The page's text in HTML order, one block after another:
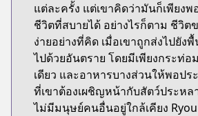
แต่ละครั้ง แต่เขาคิดว่ามันก็เพียงพ
ชีวิตที่สบายได้ อย่างไรก็ตาม ชีวิต
ง่ายอย่างที่คิด เมื่อเขาถูกส่งไปยัง
ไปด้วยอันตราย โดยมีเพียงกระท่อ
เดียว และอาหารบางส่วนให้พอป
ที่เขาต้องเผชิญหน้ากับสัตว์ประหล
ไม่มีมนุษย์คนอื่นอยู่ใกล้เคียง